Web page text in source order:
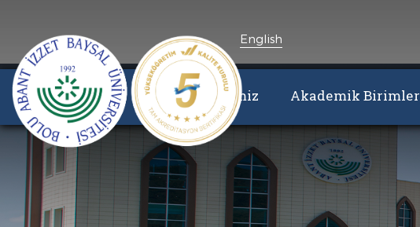
English
Üniversitemiz Akademik Birimler